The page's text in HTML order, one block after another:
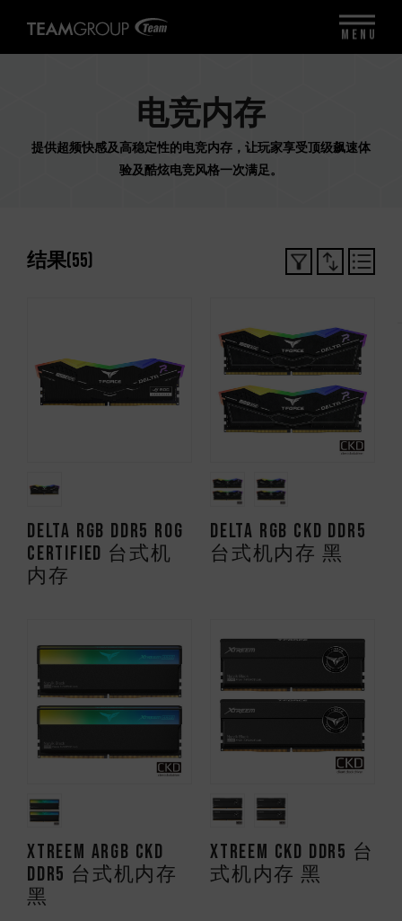
电竞内存
提供超频快感及高稳定性的电竞内存，让玩家享受顶级飙速体
验及酷炫电竞风格一次满足。
结果(55)
DELTA RGB DDR5 ROG
CERTIFIED 台式机
内存
DELTA RGB CKD DDR5
台式机内存 黑
XTREEM ARGB CKD
DDR5 台式机内存
黑
XTREEM CKD DDR5 台
式机内存 黑
MENU